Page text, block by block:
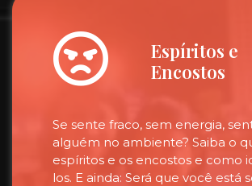
Espíritos e
Encostos
Se sente fraco, sem energia,
alguém no ambiente? Saiba o
espíritos e os encostos e como
los. E ainda: Será que você está